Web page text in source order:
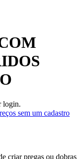
login.
sem um cadastro
criar pregas ou dobras